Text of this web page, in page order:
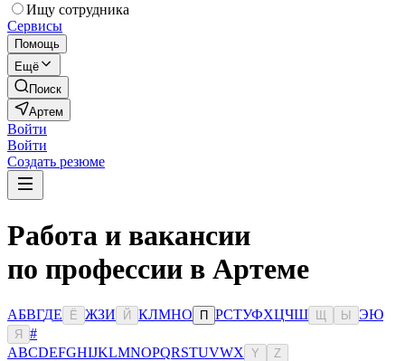
Ищу сотрудника
Сервисы
Помощь
Ещё
Поиск
Артем
Войти
Войти
Создать резюме
Работа и вакансии
по профессии в Артеме
АБВГДЕ Ё ЖЗИ Й КЛМНО П РСТУФХЦЧШ Ы ЭЮ
Я
#
ABCDEFGHIJKLMNOPQRSTUVWX Y Z